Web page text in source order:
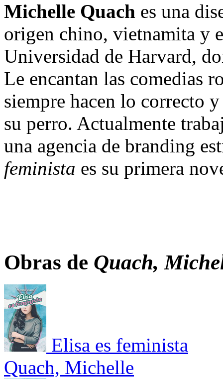
Michelle Quach es una
origen chino, vietnamita y
Universidad de Harvard,
Le encantan las comedias
siempre hacen lo correcto
su perro. Actualmente
una agencia de branding
feminista es su primera
Obras de Quach,
Elisa es feminista
Quach, Michelle